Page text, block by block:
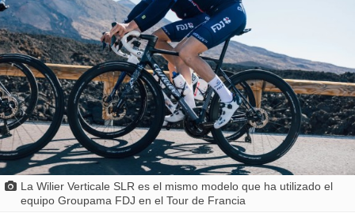
La Wilier Verticale SLR es el mismo modelo que ha utilizado el
equipo Groupama FDJ en el Tour de Francia